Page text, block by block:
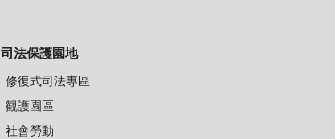
司法保護園地
修復式司法專區
觀護園區
社會勞動